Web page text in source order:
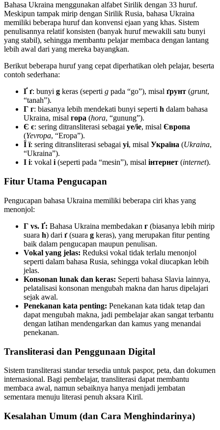
Bahasa Ukraina menggunakan alfabet Sirilik dengan 33 huruf.
Meskipun tampak mirip dengan Sirilik Rusia, bahasa Ukraina
memiliki beberapa huruf dan konvensi ejaan yang khas. Sistem
penulisannya relatif konsisten (banyak huruf mewakili satu bunyi
yang stabil), sehingga membantu pelajar membaca dengan lantang
lebih awal dari yang mereka bayangkan.
Berikut beberapa huruf yang cepat diperhatikan oleh pelajar, beserta
contoh sederhana:
Ґ ґ: bunyi g keras (seperti g pada “go”), misal ґрунт (grunt,
“tanah”).
Г г: biasanya lebih mendekati bunyi seperti h dalam bahasa
Ukraina, misal гора (hora, “gunung”).
Є є: sering ditransliterasi sebagai ye/ie, misal Європа
(Yevropa, “Eropa”).
Ї ї: sering ditransliterasi sebagai yi, misal Україна (Ukraina,
“Ukraina”).
І і: vokal i (seperti pada “mesin”), misal інтернет (internet).
Fitur Utama Pengucapan
Pengucapan bahasa Ukraina memiliki beberapa ciri khas yang
menonjol:
Г vs. Ґ: Bahasa Ukraina membedakan г (biasanya lebih mirip
suara h) dari ґ (suara g keras), yang merupakan fitur penting
baik dalam pengucapan maupun penulisan.
Vokal yang jelas: Reduksi vokal tidak terlalu menonjol
seperti dalam bahasa Rusia, sehingga vokal diucapkan lebih
jelas.
Konsonan lunak dan keras: Seperti bahasa Slavia lainnya,
pelatalisasi konsonan mengubah makna dan harus dipelajari
sejak awal.
Penekanan kata penting: Penekanan kata tidak tetap dan
dapat mengubah makna, jadi pembelajar akan sangat terbantu
dengan latihan mendengarkan dan kamus yang menandai
penekanan.
Transliterasi dan Penggunaan Digital
Sistem transliterasi standar tersedia untuk paspor, peta, dan dokumen
internasional. Bagi pembelajar, transliterasi dapat membantu
membaca awal, namun sebaiknya hanya menjadi jembatan
sementara menuju literasi penuh aksara Kiril.
Kesalahan Umum (dan Cara Menghindarinya)